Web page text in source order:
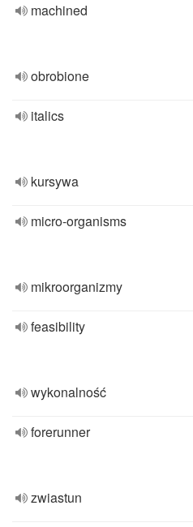
machined
obrobione
italics
kursywa
micro-organisms
mikroorganizmy
feasibility
wykonalność
forerunner
zwiastun